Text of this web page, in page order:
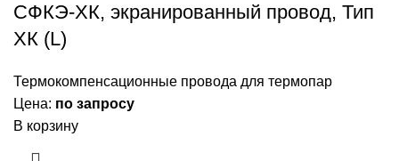
СФКЭ-ХК, экранированный провод, Тип
ХК (L)
Термокомпенсационные провода для термопар
Цена: по запросу
В корзину